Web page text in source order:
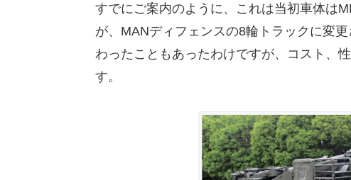
すでにご案内のように、これは当初車体は
が、MANディフェンスの8輪トラックに変
わったこともあったわけですが、コスト、
す。